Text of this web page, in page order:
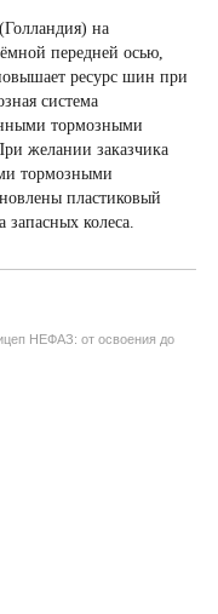
на
передней осью,
ресурс шин при
система
тормозными
желании заказчика
тормозными
пластиковый
колеса.
НЕФАЗ: от освоения до